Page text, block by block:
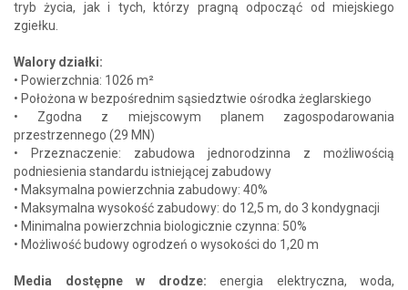
tryb życia, jak i tych, którzy pragną odpocząć od miejskiego
zgiełku.
Walory działki:
• Powierzchnia: 1026 m²
• Położona w bezpośrednim sąsiedztwie ośrodka żeglarskiego
• Zgodna z miejscowym planem zagospodarowania
przestrzennego (29 MN)
• Przeznaczenie: zabudowa jednorodzinna z możliwością
podniesienia standardu istniejącej zabudowy
• Maksymalna powierzchnia zabudowy: 40%
• Maksymalna wysokość zabudowy: do 12,5 m, do 3 kondygnacji
• Minimalna powierzchnia biologicznie czynna: 50%
• Możliwość budowy ogrodzeń o wysokości do 1,20 m
Media dostępne w drodze: energia elektryczna, woda,